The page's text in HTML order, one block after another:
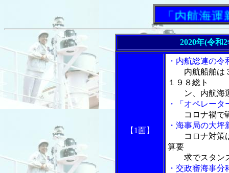
「内航海運新聞
2020年(令和
【1面】
・内航総連の
内航船舶は
１９８総ト
ン、内航海運
・「オペレー
コロナ禍で
・海事局の大
コロナ対策
算要
求でスタン
・交政審海事